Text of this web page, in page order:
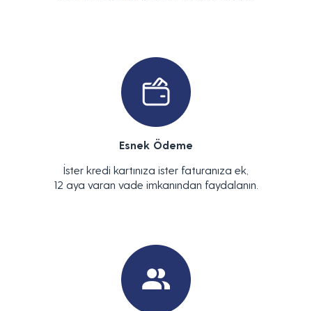
Esnek Ödeme
İster kredi kartınıza ister faturanıza ek,
12 aya varan vade imkanından faydalanın.